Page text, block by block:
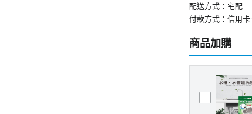
配送方式：宅配
付款方式：信用
商品加購